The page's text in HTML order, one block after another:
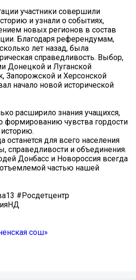
участники совершили
и узнали о событиях,
новых регионов в состав
Благодаря референдумам,
лет назад, была
справедливость. Выбор,
Донецкой и Луганской
Запорожской и Херсонской
начало новой исторической
расширило знания учащихся,
формированию чувства гордости
останется для всего населения
справедливости и объединения.
Донбасс и Новороссия всегда
частью нашей
#Росдетцентр
сош»